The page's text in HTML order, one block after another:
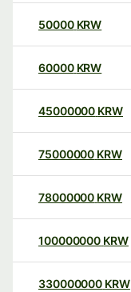
50000 KRW
60000 KRW
45000000 KRW
75000000 KRW
78000000 KRW
100000000 KRW
330000000 KRW